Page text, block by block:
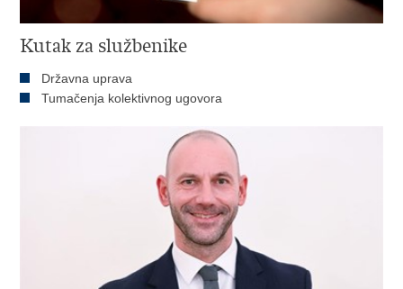
Kutak za službenike
Državna uprava
Tumačenja kolektivnog ugovora